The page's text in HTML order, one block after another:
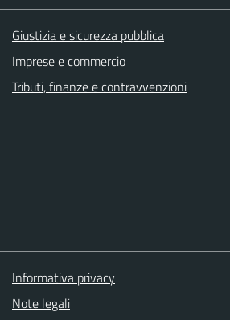
Giustizia e sicurezza pubblica
Imprese e commercio
Tributi, finanze e contravvenzioni
Informativa privacy
Note legali